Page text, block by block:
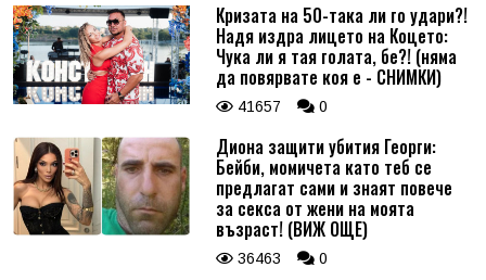
Кризата на 50-така ли го удари?!
Надя издра лицето на Коцето:
Чука ли я тая голата, бе?! (няма
да повярвате коя е - СНИМКИ)
41657 0
Диона защити убития Георги:
Бейби, момичета като теб се
предлагат сами и знаят повече
за секса от жени на моята
възраст! (ВИЖ ОЩЕ)
36463 0